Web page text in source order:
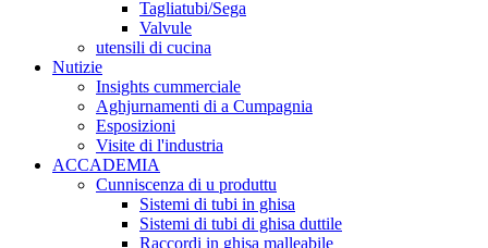
Tagliatubi/Sega
Valvule
utensili di cucina
Nutizie
Insights cummerciale
Aghjurnamenti di a Cumpagnia
Esposizioni
Visite di l'industria
ACCADEMIA
Cunniscenza di u produttu
Sistemi di tubi in ghisa
Sistemi di tubi di ghisa duttile
Raccordi in ghisa malleabile